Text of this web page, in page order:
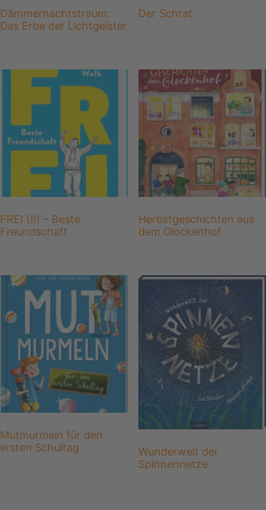
Dämmernachtstraum:
Das Erbe der Lichtgeister
Der Schrat
FREI (II) – Beste
Freundschaft
Herbstgeschichten aus
dem Glockenhof
Mutmurmeln für den
ersten Schultag
Wunderwelt der
Spinnennetze